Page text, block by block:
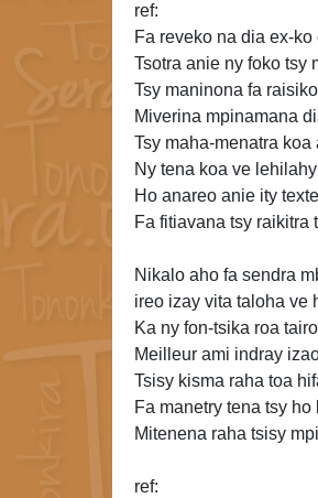
ref:
Fa reveko na dia ex-ko
Tsotra anie ny foko tsy
Tsy maninona fa
Miverina mpinamana
Tsy maha-menatra
Ny tena koa ve
Ho anareo anie ity
Fa fitiavana tsy raikitra
Nikalo aho fa sendra
ireo izay vita taloha ve
Ka ny fon-tsika roa
Meilleur ami indray
Tsisy kisma raha toa
Fa manetry tena tsy
Mitenena raha tsisy
ref: